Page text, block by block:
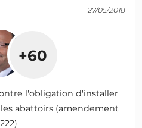
27/05/2018
+60
l'obligation d'installer
abattoirs (amendement
222)